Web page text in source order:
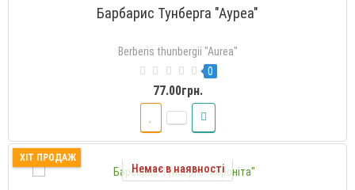
Барбарис Тунберга "Ауреа"
Berberis thunbergii "Aurea"
0
77.00грн.
ХІТ ПРОДАЖ
Немає в наявності